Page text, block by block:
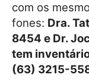
com os
fones: Dra.
8454 e Dr.
tem
(63) 3215-